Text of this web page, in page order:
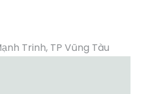
Trinh, TP Vũng Tàu